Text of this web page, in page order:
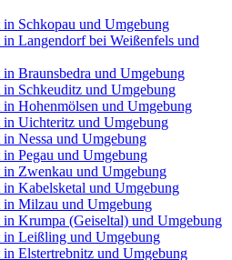
Schkopau und Umgebung
Langendorf bei Weißenfels und
Braunsbedra und Umgebung
Schkeuditz und Umgebung
Hohenmölsen und Umgebung
Uichteritz und Umgebung
Nessa und Umgebung
Pegau und Umgebung
Zwenkau und Umgebung
Kabelsketal und Umgebung
Milzau und Umgebung
Krumpa (Geiseltal) und Umgebung
Leißling und Umgebung
Elstertrebnitz und Umgebung